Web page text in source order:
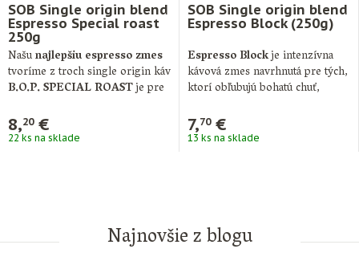
SOB Single origin blend
Espresso Special roast
250g
Našunajlepšiu espresso zmes
tvoríme z troch single origin káv
B.O.P. SPECIAL ROASTje pre
8,20€
22 ks na sklade
SOB Single origin blend
Espresso Block (250g)
Espresso Blockje intenzívna
kávová zmes navrhnutá pre tých,
ktorí obľubujú bohatú chuť,
7,70€
13 ks na sklade
Najnovšie z blogu